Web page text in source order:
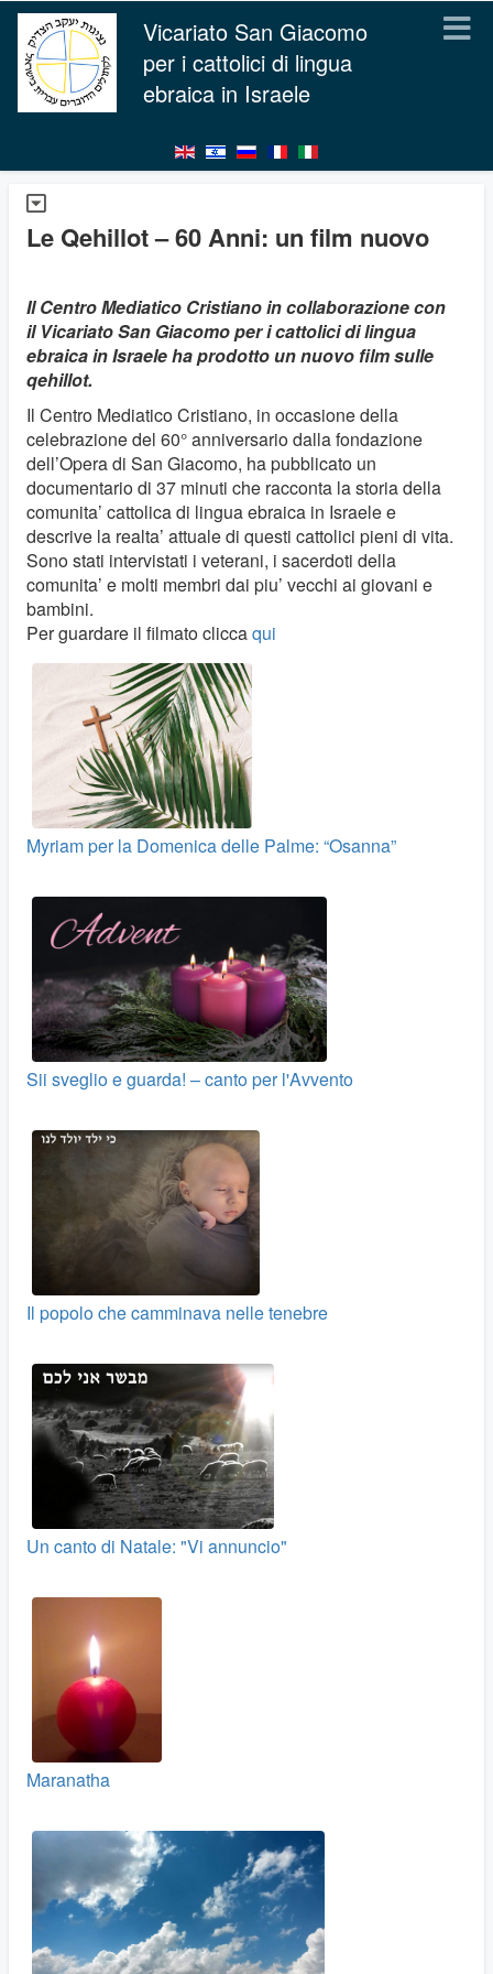
Vicariato San Giacomo
per i cattolici di lingua
ebraica in Israele
Le Qehillot – 60 Anni: un film nuovo
Il Centro Mediatico Cristiano in collaborazione con
il Vicariato San Giacomo per i cattolici di lingua
ebraica in Israele ha prodotto un nuovo film sulle
qehillot.
Il Centro Mediatico Cristiano, in occasione della
celebrazione del 60° anniversario dalla fondazione
dell’Opera di San Giacomo, ha pubblicato un
documentario di 37 minuti che racconta la storia della
comunita’ cattolica di lingua ebraica in Israele e
descrive la realta’ attuale di questi cattolici pieni di vita.
Sono stati intervistati i veterani, i sacerdoti della
comunita’ e molti membri dai piu’ vecchi ai giovani e
bambini.
Per guardare il filmato cliccaqui
Myriam per la Domenica delle Palme: “Osanna”
Sii sveglio e guarda! – canto per l'Avvento
Il popolo che camminava nelle tenebre
Un canto di Natale: "Vi annuncio"
Maranatha